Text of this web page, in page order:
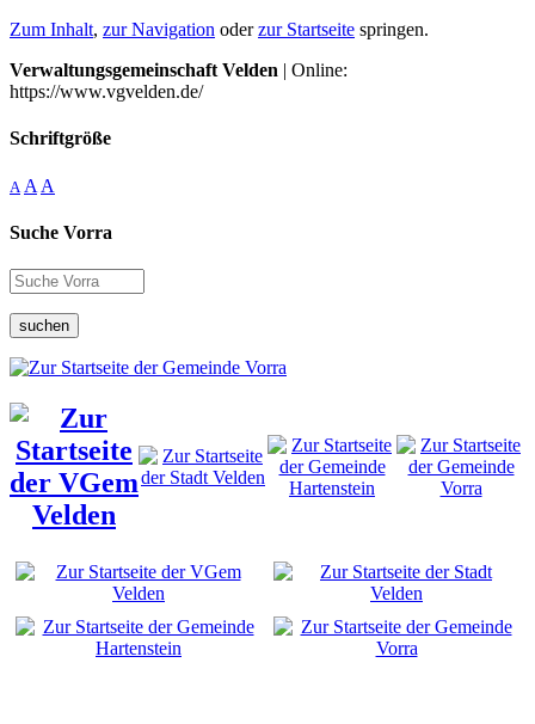
Zum Inhalt, zur Navigation oderzur Startseite springen.
Verwaltungsgemeinschaft Velden | Online:
https://www.vgvelden.de/
Schriftgröße
A A A
Suche Vorra
suchen